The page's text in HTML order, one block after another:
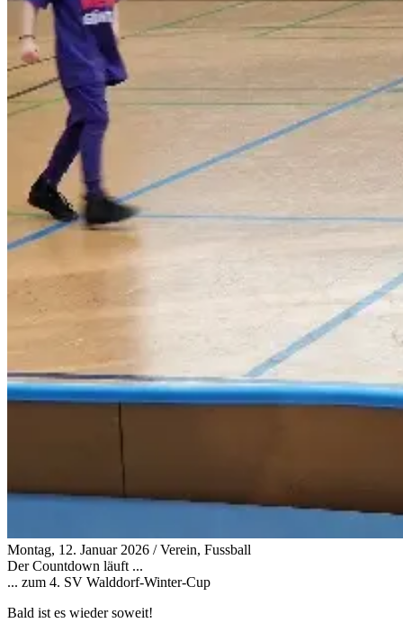
Montag, 12. Januar 2026 /Verein, Fussball
Der Countdown läuft ...
... zum 4. SV Walddorf-Winter-Cup
Bald ist es wieder soweit!